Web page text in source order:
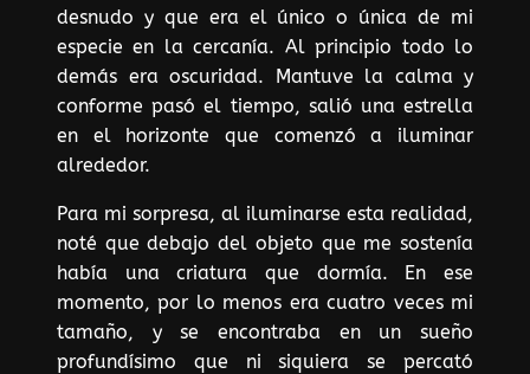
desnudo y que era el único o única de mi
especie en la cercanía. Al principio todo lo
demás era oscuridad. Mantuve la calma y
conforme pasó el tiempo, salió una estrella
en el horizonte que comenzó a iluminar
alrededor.
Para mi sorpresa, al iluminarse esta realidad,
noté que debajo del objeto que me sostenía
había una criatura que dormía. En ese
momento, por lo menos era cuatro veces mi
tamaño, y se encontraba en un sueño
profundísimo que ni siquiera se percató